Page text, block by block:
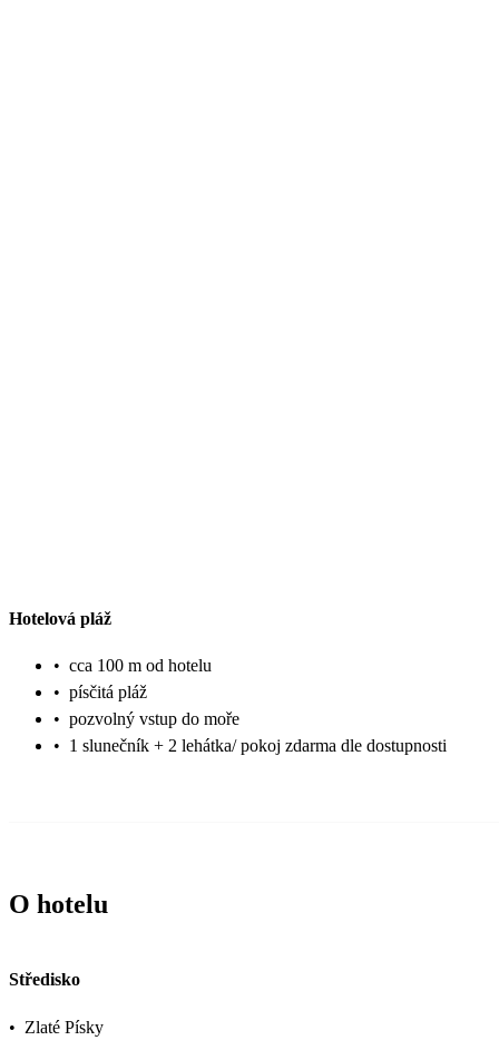
Hotelová pláž
• cca 100 m od hotelu
• písčitá pláž
• pozvolný vstup do moře
• 1 slunečník + 2 lehátka/ pokoj zdarma dle dostupnosti
O hotelu
Středisko
• Zlaté Písky